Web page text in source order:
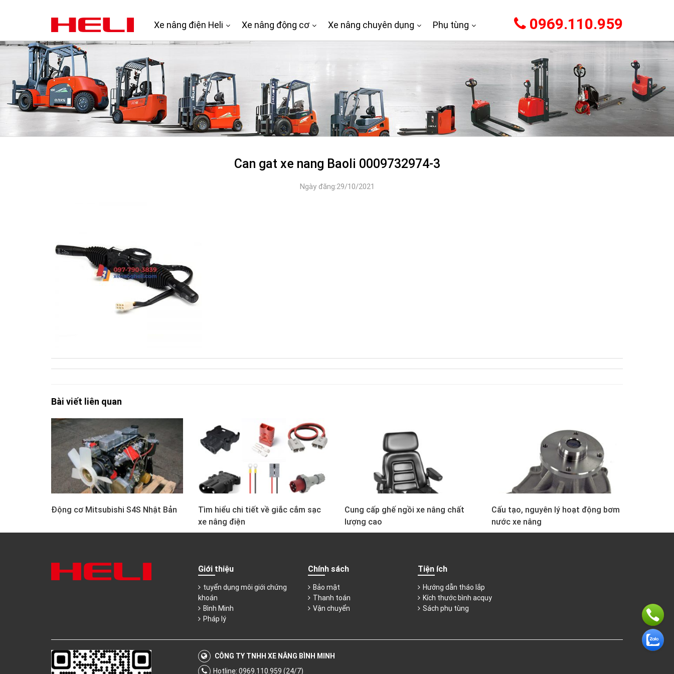
Xe nâng điện Heli Xe nâng động cơ Xe nâng chuyên dụng Phụ tùng 0969.110.959
Can gat xe nang Baoli 0009732974-3
Ngày đăng:29/10/2021
Bài viết liên quan
Động cơ Mitsubishi S4S Nhật Bản
Tìm hiểu chi tiết về giắc cắm sạc
xe nâng điện
Cung cấp ghế ngồi xe nâng chất
lượng cao
Cấu tạo, nguyên lý hoạt động bơm
nước xe nâng
Giới thiệu
tuyển dụng môi giới chứng
khoán
Bình Minh
Pháp lý
Chính sách
Bảo mật
Thanh toán
Vận chuyển
Tiện ích
Hướng dẫn tháo lắp
Kích thước bình acquy
Sách phụ tùng
CÔNG TY TNHH XE NÂNG BÌNH MINH
Hotline: 0969.110.959 (24/7)